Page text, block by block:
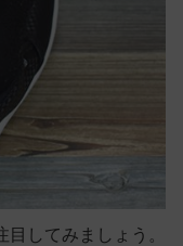
してみましょう。